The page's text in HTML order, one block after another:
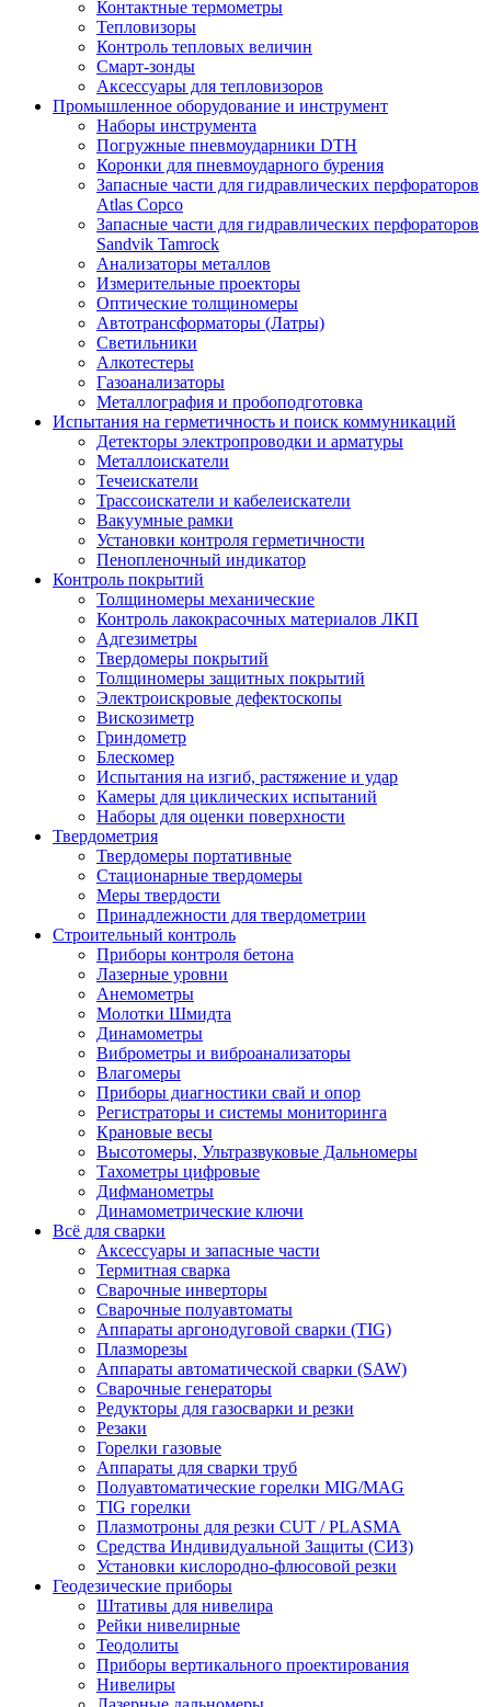
Контактные термометры
Тепловизоры
Контроль тепловых величин
Смарт-зонды
Аксессуары для тепловизоров
Промышленное оборудование и инструмент
Наборы инструмента
Погружные пневмоударники DTH
Коронки для пневмоударного бурения
Запасные части для гидравлических перфораторов
Atlas Copco
Запасные части для гидравлических перфораторов
Sandvik Tamrock
Анализаторы металлов
Измерительные проекторы
Оптические толщиномеры
Автотрансформаторы (Латры)
Светильники
Алкотестеры
Газоанализаторы
Металлография и пробоподготовка
Испытания на герметичность и поиск коммуникаций
Детекторы электропроводки и арматуры
Металлоискатели
Течеискатели
Трассоискатели и кабелеискатели
Вакуумные рамки
Установки контроля герметичности
Пенопленочный индикатор
Контроль покрытий
Толщиномеры механические
Контроль лакокрасочных материалов ЛКП
Адгезиметры
Твердомеры покрытий
Толщиномеры защитных покрытий
Электроискровые дефектоскопы
Вискозиметр
Гриндометр
Блескомер
Испытания на изгиб, растяжение и удар
Камеры для циклических испытаний
Наборы для оценки поверхности
Твердометрия
Твердомеры портативные
Стационарные твердомеры
Меры твердости
Принадлежности для твердометрии
Строительный контроль
Приборы контроля бетона
Лазерные уровни
Анемометры
Молотки Шмидта
Динамометры
Виброметры и виброанализаторы
Влагомеры
Приборы диагностики свай и опор
Регистраторы и системы мониторинга
Крановые весы
Высотомеры, Ультразвуковые Дальномеры
Тахометры цифровые
Дифманометры
Динамометрические ключи
Всё для сварки
Аксессуары и запасные части
Термитная сварка
Сварочные инверторы
Сварочные полуавтоматы
Аппараты аргонодуговой сварки (TIG)
Плазморезы
Аппараты автоматической сварки (SAW)
Сварочные генераторы
Редукторы для газосварки и резки
Резаки
Горелки газовые
Аппараты для сварки труб
Полуавтоматические горелки MIG/MAG
TIG горелки
Плазмотроны для резки CUT / PLASMA
Средства Индивидуальной Защиты (СИЗ)
Установки кислородно-флюсовой резки
Геодезические приборы
Штативы для нивелира
Рейки нивелирные
Теодолиты
Приборы вертикального проектирования
Нивелиры